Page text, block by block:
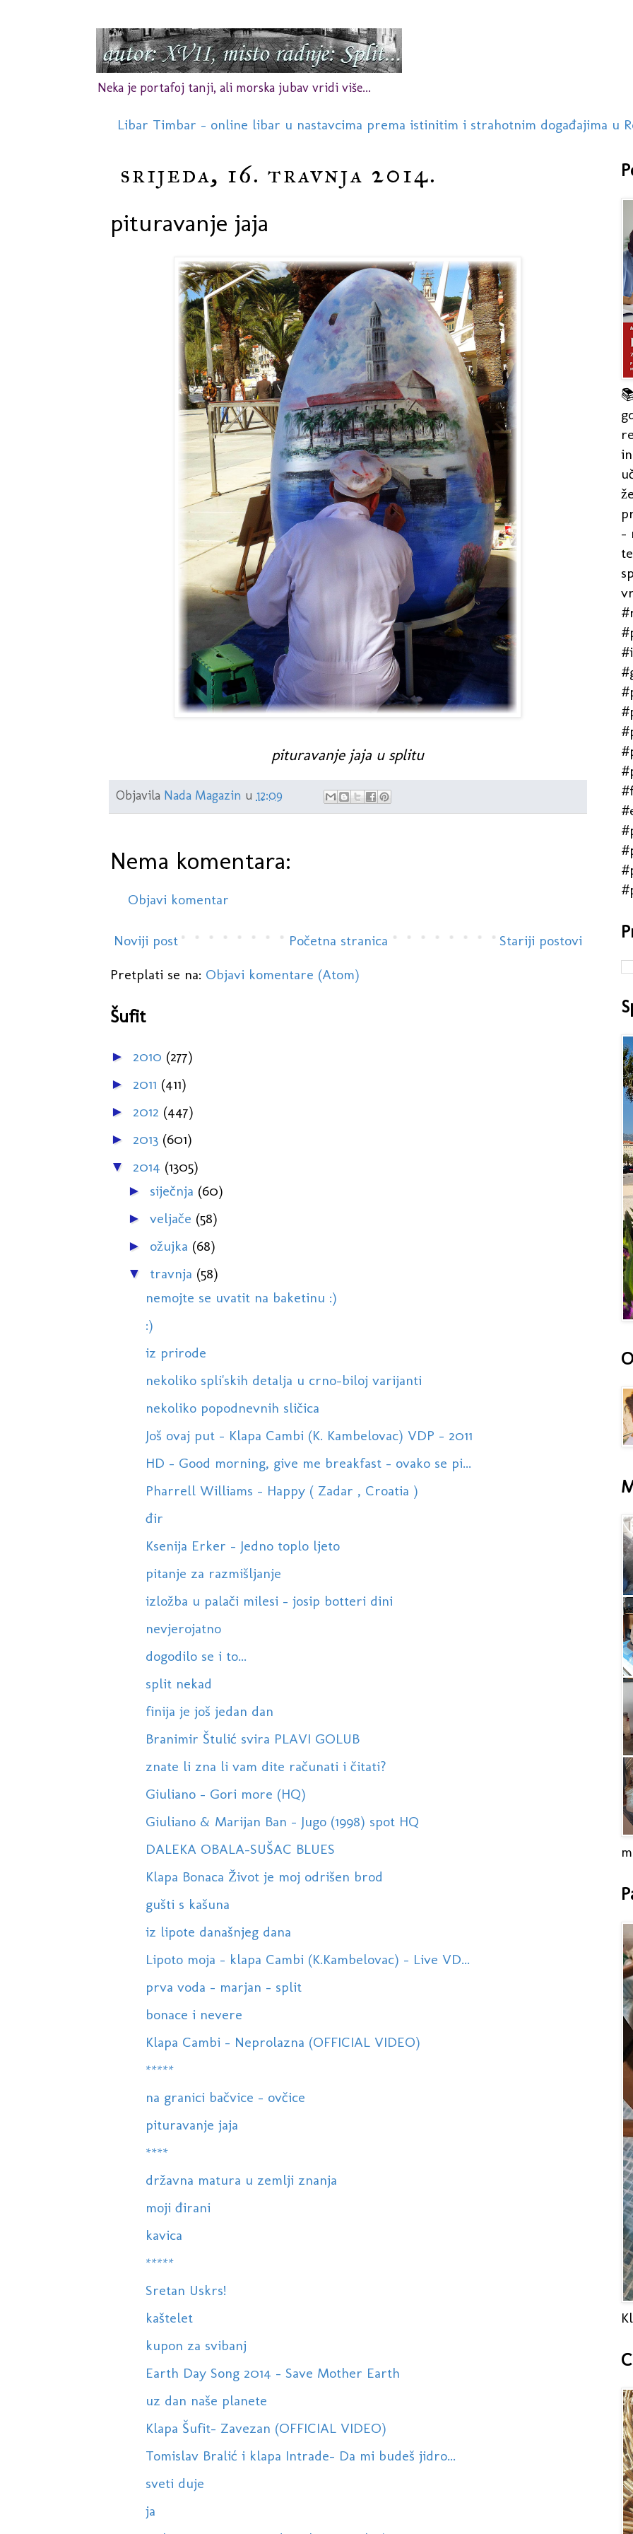
Neka je portafoj tanji, ali morska jubav vridi više...
Libar Timbar - online libar u nastavcima prema istinitim i strahotnim događajima u
srijeda, 16. travnja 2014.
pituravanje jaja
pituravanje jaja u splitu
Objavila Nada Magazin u 12:09
Nema komentara:
Objavi komentar
Noviji post Stariji postovi
Početna stranica
Pretplati se na: Objavi komentare (Atom)
Šufit
► 2010 (277)
► 2011 (411)
► 2012 (447)
► 2013 (601)
▼ 2014 (1305)
► siječnja (60)
► veljače (58)
► ožujka (68)
▼ travnja (58)
nemojte se uvatit na baketinu :)
:)
iz prirode
nekoliko spli'skih detalja u crno-biloj varijanti
nekoliko popodnevnih sličica
Još ovaj put - Klapa Cambi (K. Kambelovac) VDP - 2011
HD - Good morning, give me breakfast - ovako se pi...
Pharrell Williams - Happy ( Zadar , Croatia )
đir
Ksenija Erker - Jedno toplo ljeto
pitanje za razmišljanje
izložba u palači milesi - josip botteri dini
nevjerojatno
dogodilo se i to...
split nekad
finija je još jedan dan
Branimir Štulić svira PLAVI GOLUB
znate li zna li vam dite računati i čitati?
Giuliano - Gori more (HQ)
Giuliano & Marijan Ban - Jugo (1998) spot HQ
DALEKA OBALA-SUŠAC BLUES
Klapa Bonaca Život je moj odrišen brod
gušti s kašuna
iz lipote današnjeg dana
Lipoto moja - klapa Cambi (K.Kambelovac) - Live VD...
prva voda - marjan - split
bonace i nevere
Klapa Cambi - Neprolazna (OFFICIAL VIDEO)
*****
na granici bačvice - ovčice
pituravanje jaja
****
državna matura u zemlji znanja
moji đirani
kavica
*****
Sretan Uskrs!
kaštelet
kupon za svibanj
Earth Day Song 2014 - Save Mother Earth
uz dan naše planete
Klapa Šufit- Zavezan (OFFICIAL VIDEO)
Tomislav Bralić i klapa Intrade- Da mi budeš jidro...
sveti duje
ja
-